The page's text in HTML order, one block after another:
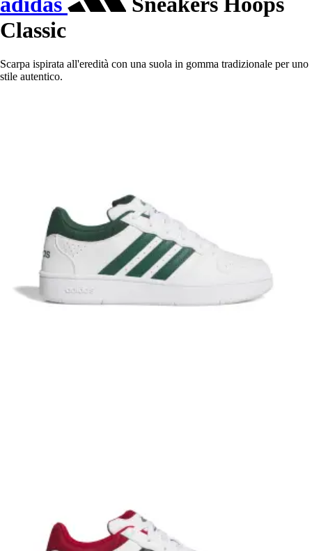
Classic
Scarpa ispirata all'eredità con una suola in gomma tradizionale per uno
stile autentico.